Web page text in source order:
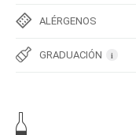
ALÉRGENOS
GRADUACIÓN i